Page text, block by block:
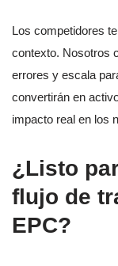
Los competidores
contexto. Nosotros
errores y escala
convertirán en
impacto real en los
¿Listo
flujo de
EPC?